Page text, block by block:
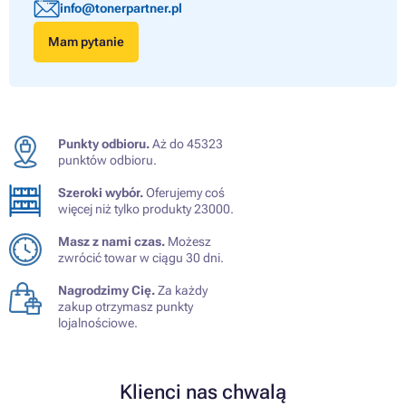
info@tonerpartner.pl
Mam pytanie
Punkty odbioru.Aż do 45323
punktów odbioru.
Szeroki wybór.Oferujemy coś
więcej niż tylko produkty 23000.
Masz z nami czas. Możesz
zwrócić towar w ciągu 30 dni.
Nagrodzimy Cię.Za każdy
zakup otrzymasz punkty
lojalnościowe.
Klienci nas chwalą